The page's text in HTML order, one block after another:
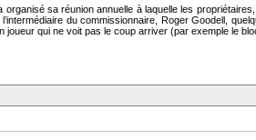
organisé sa réunion annuelle à laquelle les
du commissionnaire, Roger Goodell,
qui ne voit pas le coup arriver (par exemple le